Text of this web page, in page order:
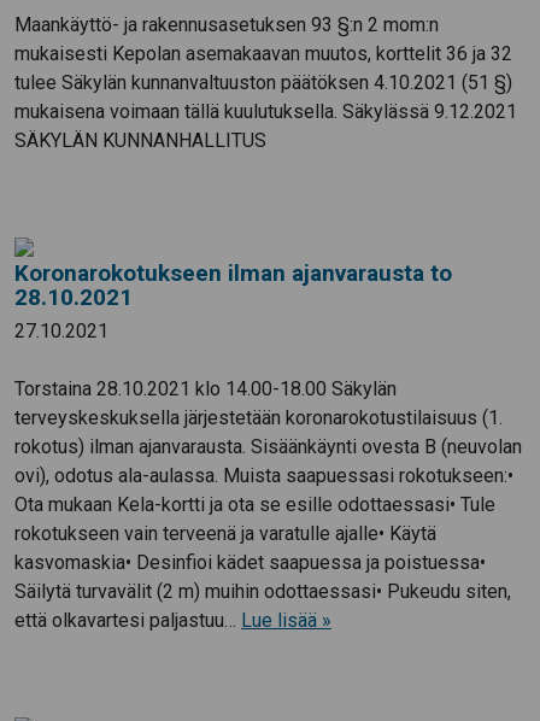
Maankäyttö- ja rakennusasetuksen 93 §:n 2 mom:n
mukaisesti Kepolan asemakaavan muutos, korttelit 36 ja 32
tulee Säkylän kunnanvaltuuston päätöksen 4.10.2021 (51 §)
mukaisena voimaan tällä kuulutuksella. Säkylässä 9.12.2021
SÄKYLÄN KUNNANHALLITUS
Koronarokotukseen ilman ajanvarausta to
28.10.2021
27.10.2021
Torstaina 28.10.2021 klo 14.00-18.00 Säkylän
terveyskeskuksella järjestetään koronarokotustilaisuus (1.
rokotus) ilman ajanvarausta. Sisäänkäynti ovesta B (neuvolan
ovi), odotus ala-aulassa. Muista saapuessasi rokotukseen:•
Ota mukaan Kela-kortti ja ota se esille odottaessasi• Tule
rokotukseen vain terveenä ja varatulle ajalle• Käytä
kasvomaskia• Desinfioi kädet saapuessa ja poistuessa•
Säilytä turvavälit (2 m) muihin odottaessasi• Pukeudu siten,
että olkavartesi paljastuu… Lue lisää »